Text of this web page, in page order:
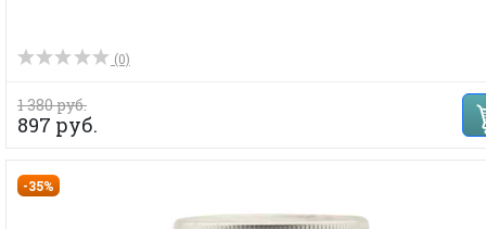
(0)
1 380 руб.
897 руб.
-35%